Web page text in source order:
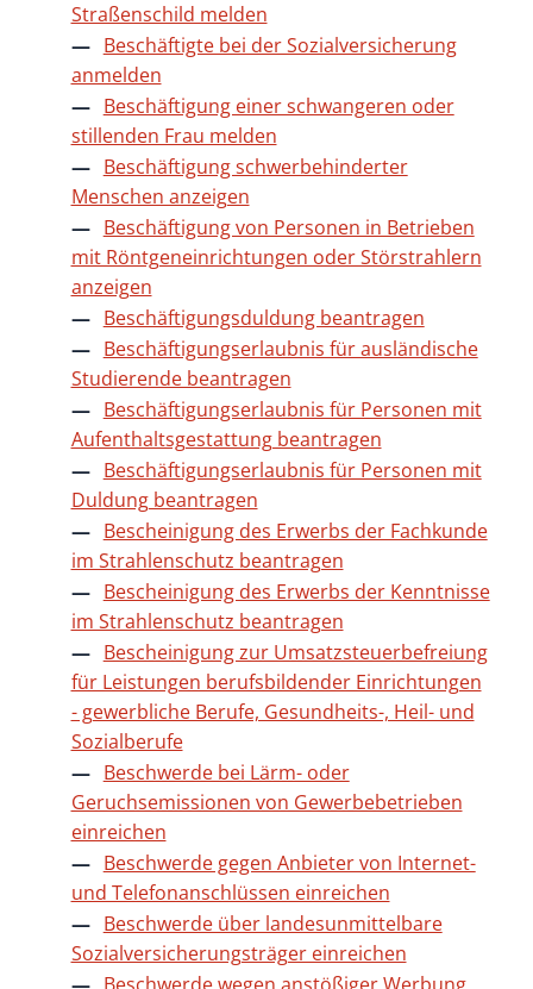
Straßenschild melden
Beschäftigte bei der Sozialversicherung
anmelden
Beschäftigung einer schwangeren oder
stillenden Frau melden
Beschäftigung schwerbehinderter
Menschen anzeigen
Beschäftigung von Personen in Betrieben
mit Röntgeneinrichtungen oder Störstrahlern
anzeigen
Beschäftigungsduldung beantragen
Beschäftigungserlaubnis für ausländische
Studierende beantragen
Beschäftigungserlaubnis für Personen mit
Aufenthaltsgestattung beantragen
Beschäftigungserlaubnis für Personen mit
Duldung beantragen
Bescheinigung des Erwerbs der Fachkunde
im Strahlenschutz beantragen
Bescheinigung des Erwerbs der Kenntnisse
im Strahlenschutz beantragen
Bescheinigung zur Umsatzsteuerbefreiung
für Leistungen berufsbildender Einrichtungen
- gewerbliche Berufe, Gesundheits-, Heil- und
Sozialberufe
Beschwerde bei Lärm- oder
Geruchsemissionen von Gewerbebetrieben
einreichen
Beschwerde gegen Anbieter von Internet-
und Telefonanschlüssen einreichen
Beschwerde über landesunmittelbare
Sozialversicherungsträger einreichen